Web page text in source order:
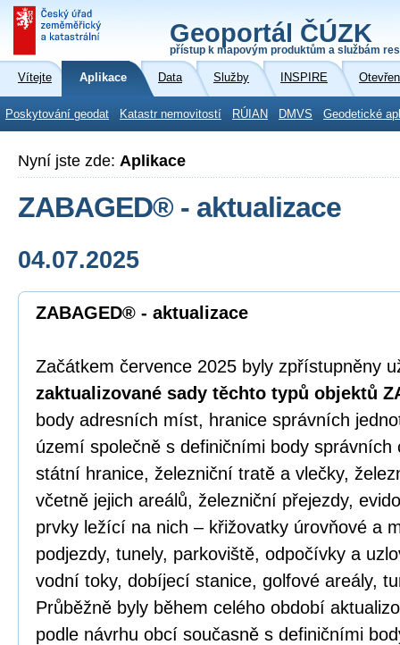
Geoportál ČÚZK
přístup k mapovým produktům a službám
Vítejte Aplikace Data Služby INSPIRE
Poskytování geodat Katastr nemovitostí RÚIAN DMVS Geodetické
Nyní jste zde: Aplikace
ZABAGED® - aktualizace
04.07.2025
ZABAGED® - aktualizace
Začátkem července 2025 byly zpřístupněny
zaktualizované sady těchto typů objektů
body adresních míst, hranice správních
území společně s definičními body správních
státní hranice, železniční tratě a vlečky,
včetně jejich areálů, železniční přejezdy,
prvky ležící na nich – křižovatky úrovňové a
podjezdy, tunely, parkoviště, odpočívky a
vodní toky, dobíjecí stanice, golfové areály,
Průběžně byly během celého období
podle návrhu obcí současně s definičními